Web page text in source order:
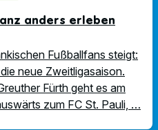
anders erleben
Fußballfans steigt:
neue Zweitligasaison.
Fürth geht es am
zum FC St. Pauli, …